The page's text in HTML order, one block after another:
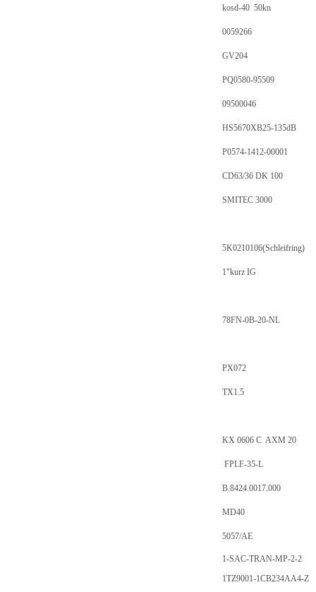
kosd-40 50kn
0059266
GV204
PQ0580-95509
09500046
HS5670XB25-135dB
P0574-1412-00001
CD63/36 DK 100
SMITEC 3000
5K0210106(Schleifring)
1"kurz IG
78FN-0B-20-NL
PX072
TX1.5
KX 0606 C AXM 20
FPLF-35-L
B.8424.0017.000
MD40
5057/AE
1-SAC-TRAN-MP-2-2
1TZ9001-1CB234AA4-Z